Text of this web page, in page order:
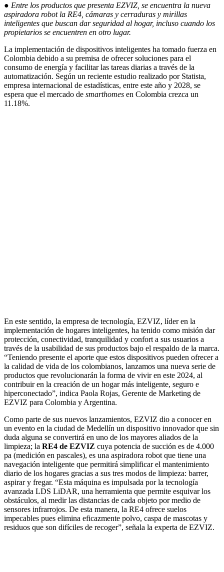
● Entre los productos que presenta EZVIZ, se encuentra la nueva
aspiradora robot la RE4, cámaras y cerraduras y mirillas
inteligentes que buscan dar seguridad al hogar, incluso cuando los
propietarios se encuentren en otro lugar.
La implementación de dispositivos inteligentes ha tomado fuerza en
Colombia debido a su premisa de ofrecer soluciones para el
consumo de energía y facilitar las tareas diarias a través de la
automatización. Según un reciente estudio realizado por Statista,
empresa internacional de estadísticas, entre este año y 2028, se
espera que el mercado de smarthomes en Colombia crezca un
11.18%.
En este sentido, la empresa de tecnología, EZVIZ, líder en la
implementación de hogares inteligentes, ha tenido como misión dar
protección, conectividad, tranquilidad y confort a sus usuarios a
través de la usabilidad de sus productos bajo el respaldo de la marca.
“Teniendo presente el aporte que estos dispositivos pueden ofrecer a
la calidad de vida de los colombianos, lanzamos una nueva serie de
productos que revolucionarán la forma de vivir en este 2024, al
contribuir en la creación de un hogar más inteligente, seguro e
hiperconectado”, indica Paola Rojas, Gerente de Marketing de
EZVIZ para Colombia y Argentina.
Como parte de sus nuevos lanzamientos, EZVIZ dio a conocer en
un evento en la ciudad de Medellín un dispositivo innovador que sin
duda alguna se convertirá en uno de los mayores aliados de la
limpieza; la RE4 de EZVIZ cuya potencia de succión es de 4.000
pa (medición en pascales), es una aspiradora robot que tiene una
navegación inteligente que permitirá simplificar el mantenimiento
diario de los hogares gracias a sus tres modos de limpieza: barrer,
aspirar y fregar. “Esta máquina es impulsada por la tecnología
avanzada LDS LiDAR, una herramienta que permite esquivar los
obstáculos, al medir las distancias de cada objeto por medio de
sensores infrarrojos. De esta manera, la RE4 ofrece suelos
impecables pues elimina eficazmente polvo, caspa de mascotas y
residuos que son difíciles de recoger”, señala la experta de EZVIZ.